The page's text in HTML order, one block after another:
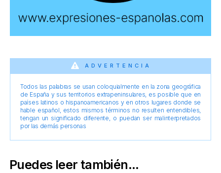
ADVERTENCIA
Todos las palabras se usan coloquialmente en la zona geográfica
de España y sus territorios extrapeninsulares, es posible que en
países latinos o hispanoamericanos y en otros lugares donde se
hable español, estos mismos términos no resulten entendibles,
tengan un significado diferente, o puedan ser malinterpretados
por las demás personas
Puedes leer también...